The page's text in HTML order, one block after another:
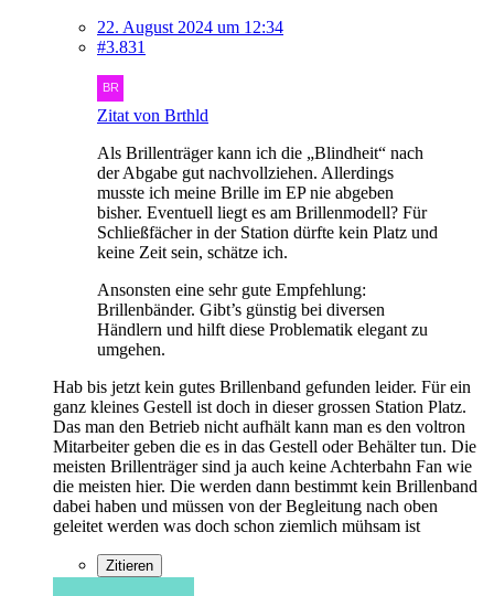
22. August 2024 um 12:34
#3.831
Zitat von Brthld
Als Brillenträger kann ich die „Blindheit“ nach
der Abgabe gut nachvollziehen. Allerdings
musste ich meine Brille im EP nie abgeben
bisher. Eventuell liegt es am Brillenmodell? Für
Schließfächer in der Station dürfte kein Platz und
keine Zeit sein, schätze ich.
Ansonsten eine sehr gute Empfehlung:
Brillenbänder. Gibt’s günstig bei diversen
Händlern und hilft diese Problematik elegant zu
umgehen.
Hab bis jetzt kein gutes Brillenband gefunden leider. Für ein
ganz kleines Gestell ist doch in dieser grossen Station Platz.
Das man den Betrieb nicht aufhält kann man es den voltron
Mitarbeiter geben die es in das Gestell oder Behälter tun. Die
meisten Brillenträger sind ja auch keine Achterbahn Fan wie
die meisten hier. Die werden dann bestimmt kein Brillenband
dabei haben und müssen von der Begleitung nach oben
geleitet werden was doch schon ziemlich mühsam ist
Zitieren